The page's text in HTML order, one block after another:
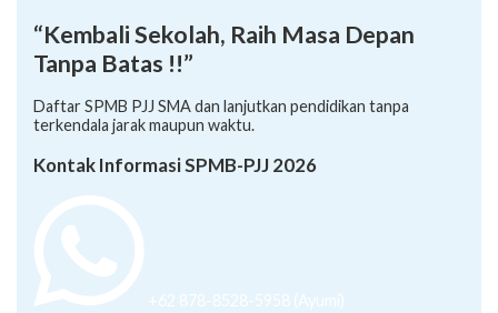
“Kembali Sekolah, Raih Masa Depan
Tanpa Batas !!”
Daftar SPMB PJJ SMA dan lanjutkan pendidikan tanpa
terkendala jarak maupun waktu.
Kontak Informasi SPMB-PJJ 2026
+62 878-8528-5958 (Ayumi)